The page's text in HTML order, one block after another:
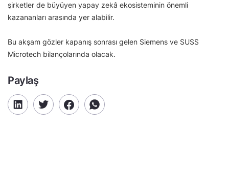
şirketler de büyüyen yapay zekâ ekosisteminin önemli
kazananları arasında yer alabilir.
Bu akşam gözler kapanış sonrası gelen Siemens ve SUSS
Microtech bilançolarında olacak.
Paylaş